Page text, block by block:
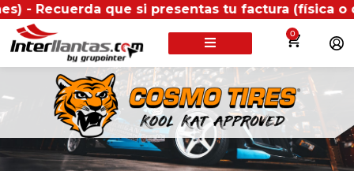
que si presentas tu factura (física o
0